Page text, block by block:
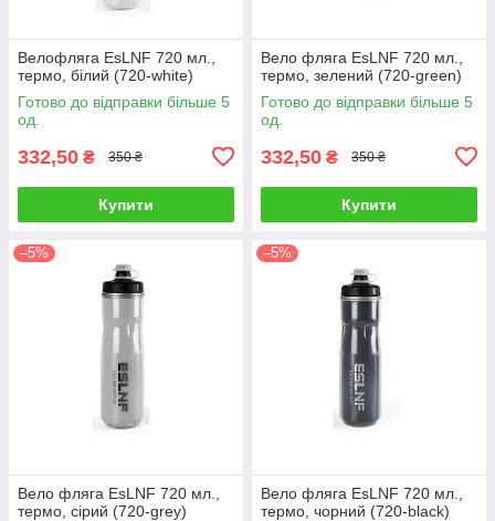
Велофляга EsLNF 720 мл.,
термо, білий (720-white)
Готово до відправки більше 5
од.
332,50 ₴ 350 ₴
Купити
Вело фляга EsLNF 720 мл.,
термо, зелений (720-green)
Готово до відправки більше 5
од.
332,50 ₴ 350 ₴
Купити
–5%
Вело фляга EsLNF 720 мл.,
термо, сірий (720-grey)
–5%
Вело фляга EsLNF 720 мл.,
термо, чорний (720-black)